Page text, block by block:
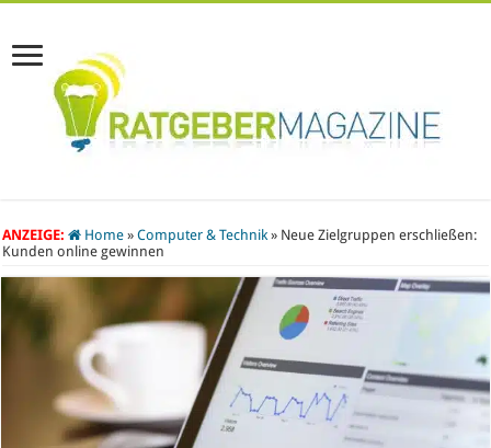
ANZEIGE: Home » Computer & Technik » Neue Zielgruppen erschließen:
Kunden online gewinnen